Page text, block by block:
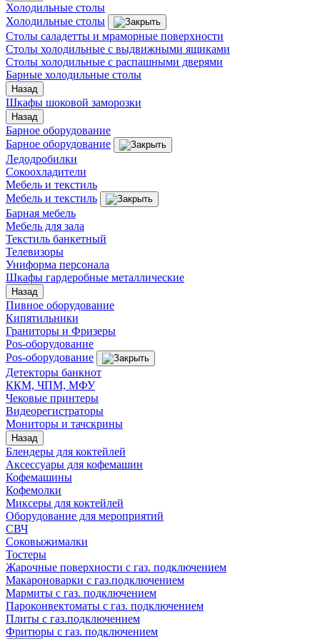
Холодильные столы
Холодильные столы
Столы саладетты и мраморные поверхности
Столы холодильные с выдвижными ящиками
Столы холодильные с распашными дверями
Барные холодильные столы
Назад
Шкафы шоковой заморозки
Назад
Барное оборудование
Барное оборудование
Ледодробилки
Сокоохладители
Мебель и текстиль
Мебель и текстиль
Барная мебель
Мебель для зала
Текстиль банкетный
Телевизоры
Униформа персонала
Шкафы гардеробные металлические
Назад
Пивное оборудование
Кипятильники
Граниторы и Фризеры
Pos-оборудование
Pos-оборудование
Детекторы банкнот
ККМ, ЧПМ, МФУ
Чековые принтеры
Видеорегистраторы
Мониторы и тачскрины
Назад
Блендеры для коктейлей
Аксессуары для кофемашин
Кофемашины
Кофемолки
Миксеры для коктейлей
Оборудование для мероприятий
СВЧ
Соковыжималки
Тостеры
Жарочные поверхности с газ. подключением
Макароноварки с газ.подключением
Мармиты с газ. подключением
Пароконвектоматы с газ. подключением
Плиты с газ.подключением
Фритюры с газ. подключением